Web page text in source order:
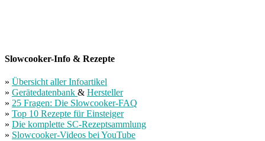
Slowcooker-Info & Rezepte
» Übersicht aller Infoartikel
» Gerätedatenbank & Hersteller
» 25 Fragen: Die Slowcooker-FAQ
» Top 10 Rezepte für Einsteiger
» Die komplette SC-Rezeptsammlung
» Slowcooker-Videos bei YouTube